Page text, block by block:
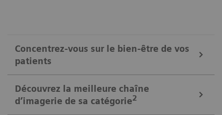
Concentrez-vous sur le bien-être de vos
patients
Mobile Workflow – plus de temps avec vos patients, moins de
temps en salle de contrôle
Découvrez la meilleure chaîne
d’imagerie de sa catégorie2